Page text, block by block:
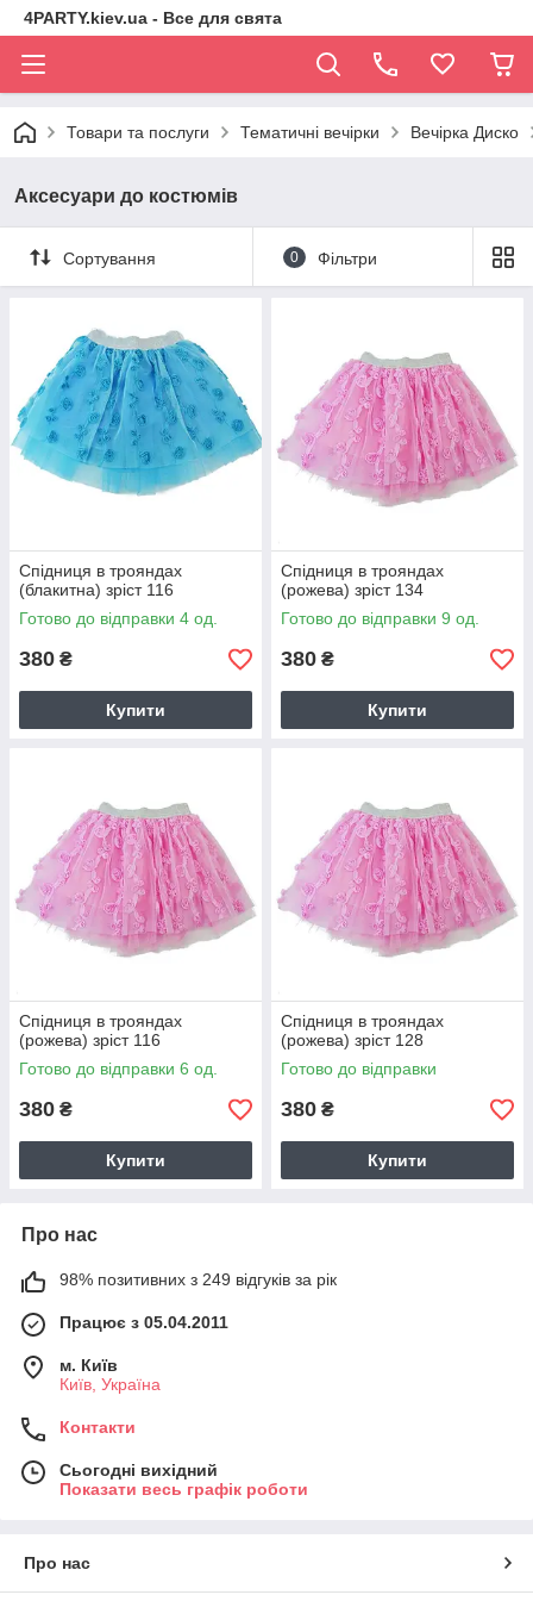
4PARTY.kiev.ua - Все для свята
Товари та послуги Тематичні вечірки Вечірка Диско
Аксесуари до костюмів
Сортування 0 Фільтри
Спідниця в трояндах
(блакитна) зріст 116
Готово до відправки 4 од.
380 ₴
Купити
Спідниця в трояндах
(рожева) зріст 134
Готово до відправки 9 од.
380 ₴
Купити
Спідниця в трояндах
(рожева) зріст 116
Готово до відправки 6 од.
380 ₴
Купити
Спідниця в трояндах
(рожева) зріст 128
Готово до відправки
380 ₴
Купити
Про нас
98% позитивних з 249 відгуків за рік
Працює з 05.04.2011
м. Київ
Київ, Україна
Контакти
Сьогодні вихідний
Показати весь графік роботи
Про нас